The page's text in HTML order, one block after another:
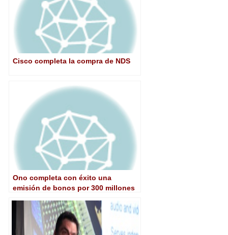
Cisco completa la compra de NDS
Ono completa con éxito una
emisión de bonos por 300 millones